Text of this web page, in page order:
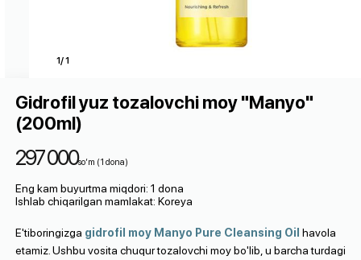
Gidrofil yuz tozalovchi moy "Manyo"
(200ml)
297 000so‘m (1 dona)
Eng kam buyurtma miqdori: 1 dona
Ishlab chiqarilgan mamlakat: Koreya
E'tiboringizga gidrofil moy Manyo Pure Cleansing Oil havola
etamiz. Ushbu vosita chuqur tozalovchi moy bo'lib, u barcha turdagi